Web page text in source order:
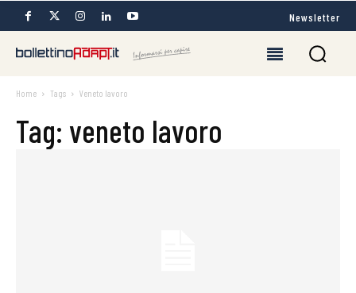
Newsletter
Home Tags Veneto lavoro
Tag: veneto lavoro